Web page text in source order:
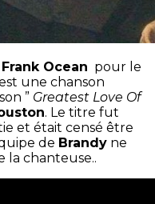
Frank Ocean pour le
une chanson
” Greatest Love Of
. Le titre fut
et était censé être
de Brandy ne
la chanteuse..